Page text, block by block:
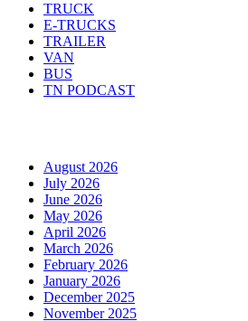
TRUCK
E-TRUCKS
TRAILER
VAN
BUS
TN PODCAST
August 2026
July 2026
June 2026
May 2026
April 2026
March 2026
February 2026
January 2026
December 2025
November 2025